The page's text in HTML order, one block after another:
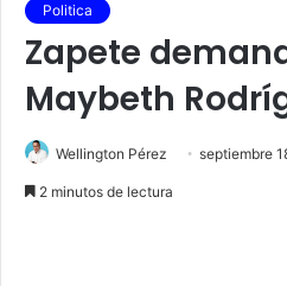
Politica
Zapete
Maybeth
Wellington Pérez septiembre
2 minutos de lectura